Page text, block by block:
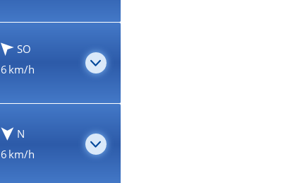
SO
6 km/h
N
6 km/h